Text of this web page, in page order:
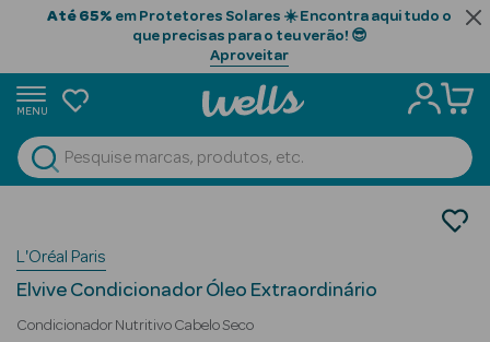
Até 65% em Protetores Solares ☀️ Encontra aqui tudo o
que precisas para o teu verão! 😎
Aproveitar
MENU
Ver Tudo
Beauty Season
Cabelo
Condicionadores
L'Oréal Paris
Elvive Condicionador Óleo Extraordinário
Condicionador Nutritivo Cabelo Seco